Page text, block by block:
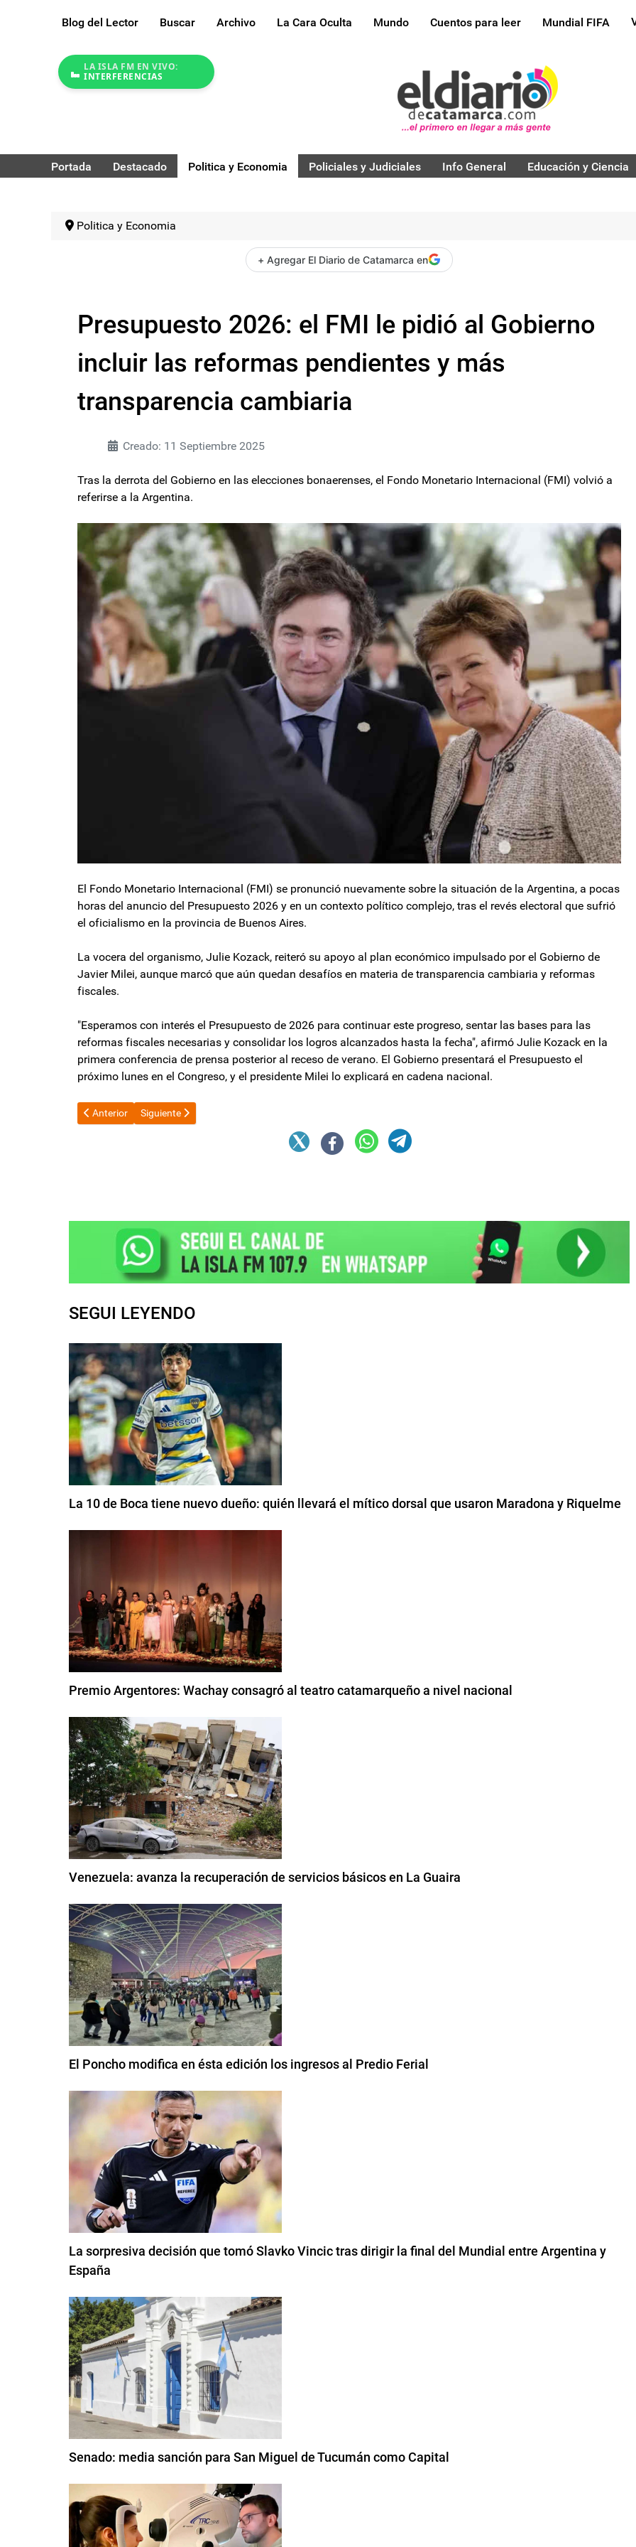
Blog del Lector Buscar Archivo La Cara Oculta Mundo Cuentos para leer Mundial FIFA
LA ISLA FM EN VIVO:
INTERFERENCIAS
Portada Destacado Politica y Economia Policiales y Judiciales Info General Educación y Ciencia
Politica y Economia
+ Agregar El Diario de Catamarca en
Presupuesto 2026: el FMI le pidió al Gobierno
incluir las reformas pendientes y más
transparencia cambiaria
Creado: 11 Septiembre 2025
Tras la derrota del Gobierno en las elecciones bonaerenses, el Fondo Monetario Internacional (FMI) volvió a
referirse a la Argentina.
El Fondo Monetario Internacional (FMI) se pronunció nuevamente sobre la situación de la Argentina, a pocas
horas del anuncio del Presupuesto 2026 y en un contexto político complejo, tras el revés electoral que sufrió
el oficialismo en la provincia de Buenos Aires.
La vocera del organismo, Julie Kozack, reiteró su apoyo al plan económico impulsado por el Gobierno de
Javier Milei, aunque marcó que aún quedan desafíos en materia de transparencia cambiaria y reformas
fiscales.
"Esperamos con interés el Presupuesto de 2026 para continuar este progreso, sentar las bases para las
reformas fiscales necesarias y consolidar los logros alcanzados hasta la fecha", afirmó Julie Kozack en la
primera conferencia de prensa posterior al receso de verano. El Gobierno presentará el Presupuesto el
próximo lunes en el Congreso, y el presidente Milei lo explicará en cadena nacional.
Artículo anterior: El Gobierno acompaña a los textiles catamarqueños en medio de la crisis del sector
Anterior Artículo siguiente: Pese a la derrota, LLA mantiene unida a su tropa en Diputados y Karina Milei refuerza su apoyo
Siguiente
SEGUI LEYENDO
La 10 de Boca tiene nuevo dueño: quién llevará el mítico dorsal que usaron Maradona y Riquelme
Premio Argentores: Wachay consagró al teatro catamarqueño a nivel nacional
Venezuela: avanza la recuperación de servicios básicos en La Guaira
El Poncho modifica en ésta edición los ingresos al Predio Ferial
La sorpresiva decisión que tomó Slavko Vincic tras dirigir la final del Mundial entre Argentina y
España
Senado: media sanción para San Miguel de Tucumán como Capital